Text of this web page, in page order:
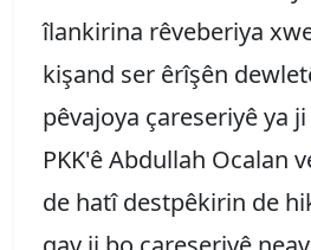
îlankirina rêveberiya
kişand ser êrîşên
pêvajoya çareseriyê ya
PKK'ê Abdullah Ocalan
de hatî destpêkirin de